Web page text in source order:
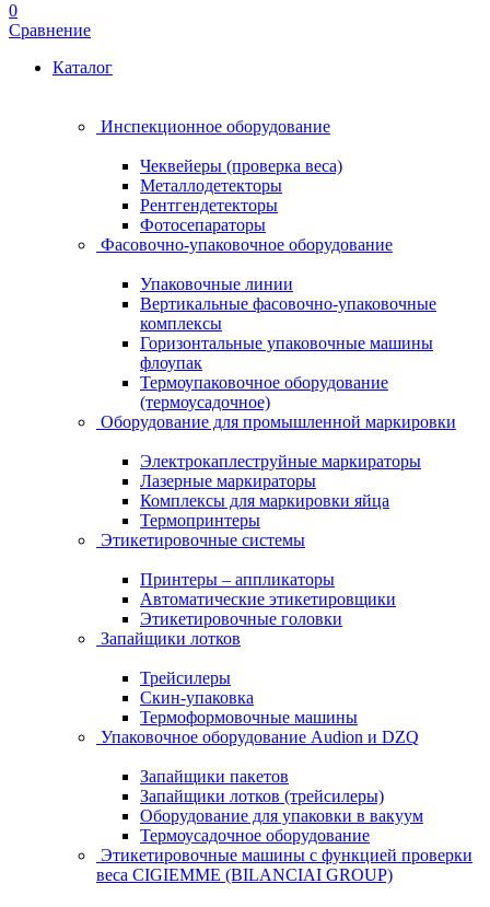
0
Сравнение
Каталог
Инспекционное оборудование
Чеквейеры (проверка веса)
Металлодетекторы
Рентгендетекторы
Фотосепараторы
Фасовочно-упаковочное оборудование
Упаковочные линии
Вертикальные фасовочно-упаковочные
комплексы
Горизонтальные упаковочные машины
флоупак
Термоупаковочное оборудование
(термоусадочное)
Оборудование для промышленной маркировки
Электрокаплеструйные маркираторы
Лазерные маркираторы
Комплексы для маркировки яйца
Термопринтеры
Этикетировочные системы
Принтеры – аппликаторы
Автоматические этикетировщики
Этикетировочные головки
Запайщики лотков
Трейсилеры
Скин-упаковка
Термоформовочные машины
Упаковочное оборудование Audion и DZQ
Запайщики пакетов
Запайщики лотков (трейсилеры)
Оборудование для упаковки в вакуум
Термоусадочное оборудование
Этикетировочные машины с функцией проверки
веса CIGIEMME (BILANCIAI GROUP)